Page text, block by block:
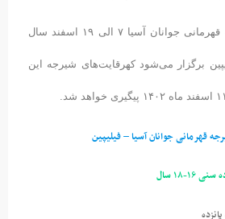
یازدهمین دوره مسابقات قهرمانی جوانان آسیا ۷ الی ۱۹ اسفند سال
برگزار می‌شود کهرقایت‌های شیرجه این
قهرمانی جوانان آسیا – فیلیپین
پانزده